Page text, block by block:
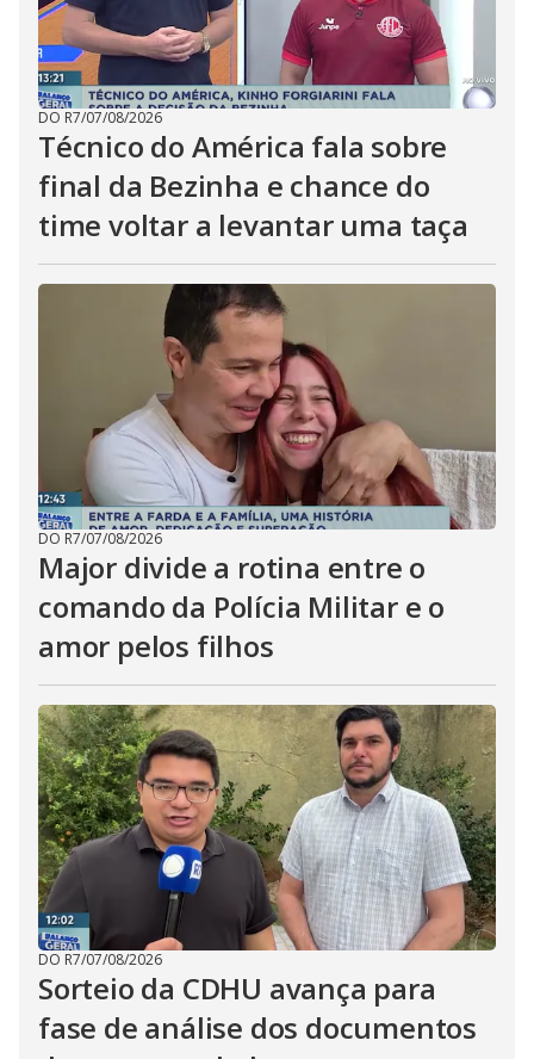
DO R7/07/08/2026
Técnico do América fala sobre
final da Bezinha e chance do
time voltar a levantar uma taça
DO R7/07/08/2026
Major divide a rotina entre o
comando da Polícia Militar e o
amor pelos filhos
DO R7/07/08/2026
Sorteio da CDHU avança para
fase de análise dos documentos